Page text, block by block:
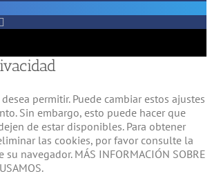
permitir. Puede cambiar estos ajustes
Sin embargo, esto puede hacer que
de estar disponibles. Para obtener
las cookies, por favor consulte la
navegador. MÁS INFORMACIÓN SOBRE